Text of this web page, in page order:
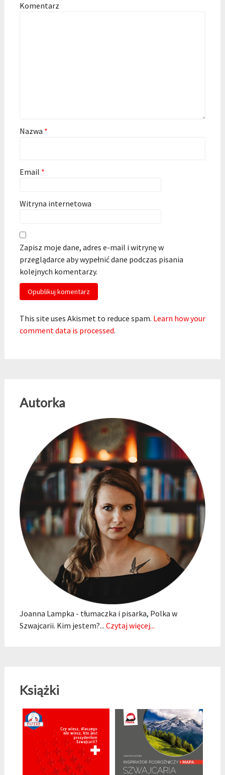
Komentarz
Nazwa *
Email *
Witryna internetowa
Zapisz moje dane, adres e-mail i witrynę w
przeglądarce aby wypełnić dane podczas pisania
kolejnych komentarzy.
This site uses Akismet to reduce spam. Learn how your
comment data is processed.
Autorka
Joanna Lampka - tłumaczka i pisarka, Polka w
Szwajcarii. Kim jestem?... Czytaj więcej...
Książki